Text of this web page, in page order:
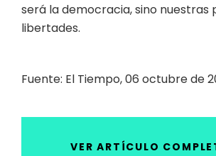
será la democracia, sino nuestras
libertades.
Fuente: El Tiempo, 06 octubre de
VER ARTÍCULO